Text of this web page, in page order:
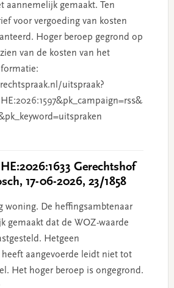
aannemelijk gemaakt. Ten
voor vergoeding van kosten
Hoger beroep gegrond op
van de kosten van het
uitspraak?
Gerechtshof
17-06-2026, 23/1858
woning. De heffingsambtenaar
gemaakt dat de WOZ-waarde
Hetgeen
heeft aangevoerde leidt niet tot
Het hoger beroep is ongegrond.